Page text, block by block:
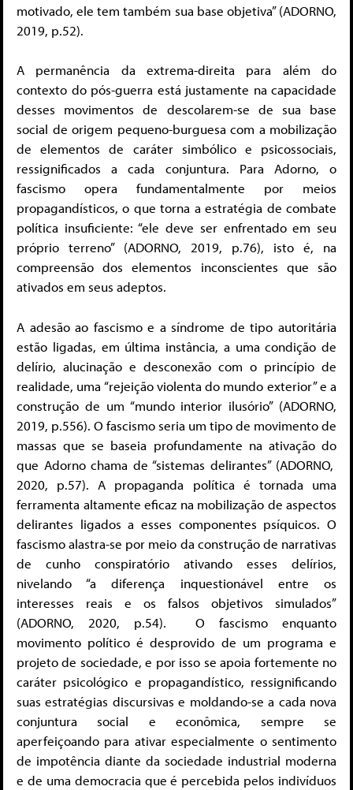
motivado, ele tem também sua base objetiva” (ADORNO,
2019, p.52).
A permanência da extrema-direita para além do
contexto do pós-guerra está justamente na capacidade
desses movimentos de descolarem-se de sua base
social de origem pequeno-burguesa com a mobilização
de elementos de caráter simbólico e psicossociais,
ressignificados a cada conjuntura. Para Adorno, o
fascismo opera fundamentalmente por meios
propagandísticos, o que torna a estratégia de combate
política insuficiente: “ele deve ser enfrentado em seu
próprio terreno” (ADORNO, 2019, p.76), isto é, na
compreensão dos elementos inconscientes que são
ativados em seus adeptos.
A adesão ao fascismo e a síndrome de tipo autoritária
estão ligadas, em última instância, a uma condição de
delírio, alucinação e desconexão com o princípio de
realidade, uma “rejeição violenta do mundo exterior” e a
construção de um “mundo interior ilusório” (ADORNO,
2019, p.556). O fascismo seria um tipo de movimento de
massas que se baseia profundamente na ativação do
que Adorno chama de “sistemas delirantes” (ADORNO,
2020, p.57). A propaganda política é tornada uma
ferramenta altamente eficaz na mobilização de aspectos
delirantes ligados a esses componentes psíquicos. O
fascismo alastra-se por meio da construção de narrativas
de cunho conspiratório ativando esses delírios,
nivelando “a diferença inquestionável entre os
interesses reais e os falsos objetivos simulados”
(ADORNO, 2020, p.54). O fascismo enquanto
movimento político é desprovido de um programa e
projeto de sociedade, e por isso se apoia fortemente no
caráter psicológico e propagandístico, ressignificando
suas estratégias discursivas e moldando-se a cada nova
conjuntura social e econômica, sempre se
aperfeiçoando para ativar especialmente o sentimento
de impotência diante da sociedade industrial moderna
e de uma democracia que é percebida pelos indivíduos